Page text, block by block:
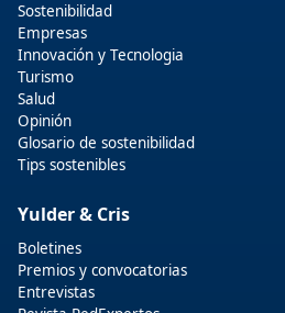
Sostenibilidad
Empresas
Innovación y Tecnologia
Turismo
Salud
Opinión
Glosario de sostenibilidad
Tips sostenibles
Yulder & Cris
Boletines
Premios y convocatorias
Entrevistas